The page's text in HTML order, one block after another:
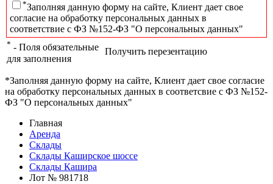
*Заполняя данную форму на сайте, Клиент дает свое
согласие на обработку персональных данных в
соответствие с ФЗ №152-ФЗ "О персональных данных"
* - Поля обязательные
для заполнения
Получить перезентацию
*Заполняя данную форму на сайте, Клиент дает свое согласие
на обработку персональных данных в соответсвие с ФЗ №152-
ФЗ "О персональных данных"
Главная
Аренда
Склады
Склады Каширское шоссе
Склады Кашира
Лот № 981718